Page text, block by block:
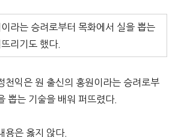
라는 승려로부터 목화에서 실을 뽑는
리기도 했다.
천익은 원 출신의 홍원이라는 승려로부
뽑는 기술을 배워 퍼뜨렸다.
용은 옳지 않다.